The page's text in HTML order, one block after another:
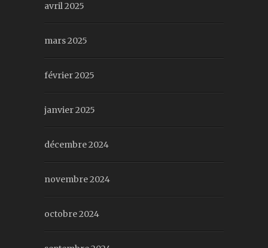
avril 2025
mars 2025
février 2025
janvier 2025
décembre 2024
novembre 2024
octobre 2024